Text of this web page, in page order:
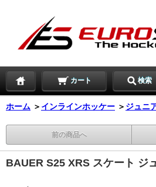
カート 検索
ホーム ＞ インラインホッケー ＞ ジュニ
前の商品へ
BAUER S25 XRS スケート ジ